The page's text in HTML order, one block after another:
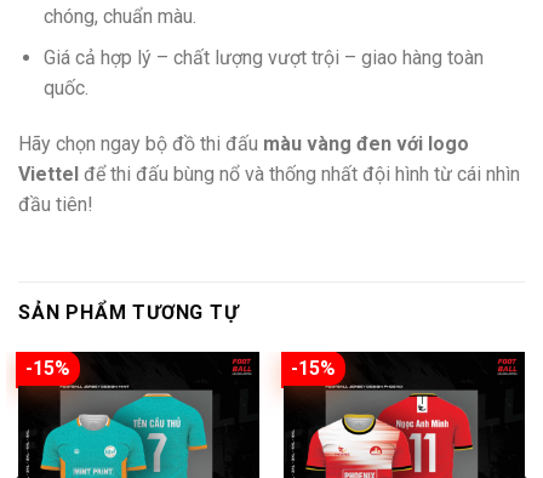
chóng, chuẩn màu.
Giá cả hợp lý – chất lượng vượt trội – giao hàng toàn
quốc.
Hãy chọn ngay bộ đồ thi đấu màu vàng đen với logo
Viettel để thi đấu bùng nổ và thống nhất đội hình từ cái nhìn
đầu tiên!
SẢN PHẨM TƯƠNG TỰ
-15% -15%